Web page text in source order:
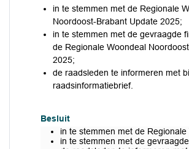
in te stemmen met de Regionale
Noordoost-Brabant Update 2025;
in te stemmen met de gevraagde
de Regionale Woondeal
2025;
de raadsleden te informeren met
raadsinformatiebrief.
Besluit
in te stemmen met de
in te stemmen met de